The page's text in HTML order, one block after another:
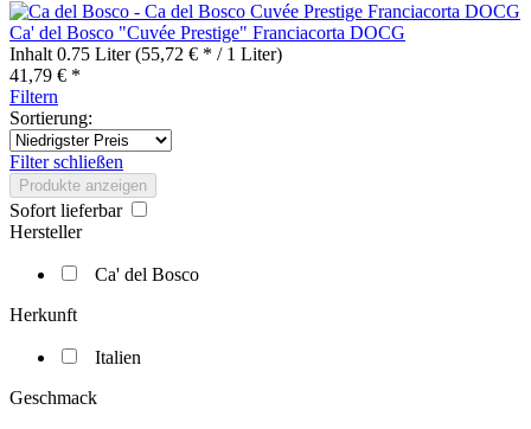
Ca' del Bosco "Cuvée Prestige" Franciacorta DOCG
Inhalt 0.75 Liter(55,72 € * / 1 Liter)
41,79 € *
Filtern
Sortierung:
Filter schließen
Produkte anzeigen
Sofort lieferbar
Hersteller
Ca' del Bosco
Herkunft
Italien
Geschmack